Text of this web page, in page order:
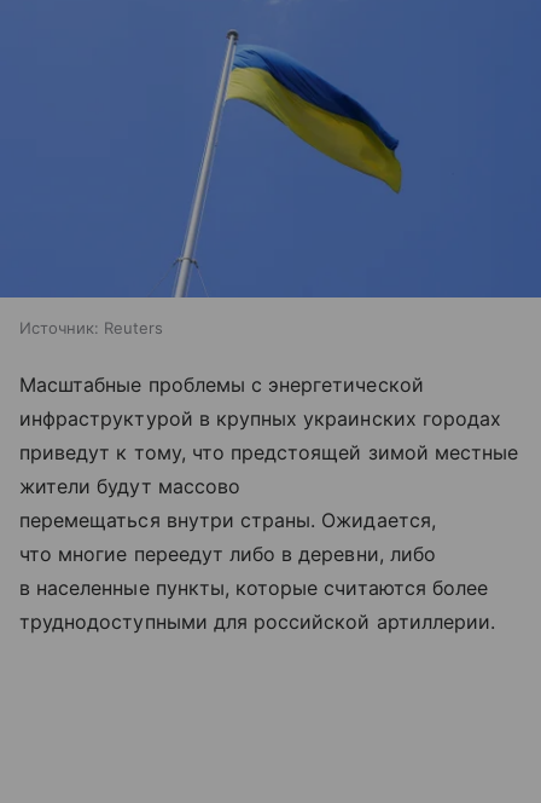
Источник: Reuters
Масштабные проблемы с энергетической
инфраструктурой в крупных украинских городах
приведут к тому, что предстоящей зимой местные
жители будут массово
перемещаться внутри страны. Ожидается,
что многие переедут либо в деревни, либо
в населенные пункты, которые считаются более
труднодоступными для российской артиллерии.